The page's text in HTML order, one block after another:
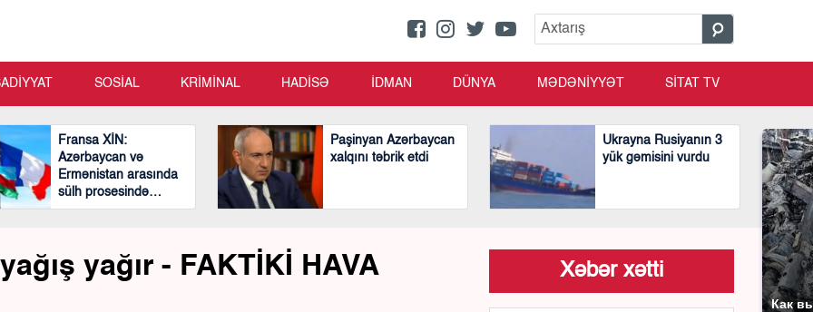
Как
SOSİAL KRİMİNAL HADİSƏ İDMAN DÜNYA MƏDƏNİYYƏT SİTAT TV
Fransa XİN:
Azərbaycan və
Ermənistan arasında
sülh prosesində
mühüm və cəsarətli
Paşinyan Azərbaycan
xalqını təbrik etdi
Ukrayna Rusiyanın 3
yük gəmisini vurdu
yağır - FAKTİKİ HAVA Xəbər xətti